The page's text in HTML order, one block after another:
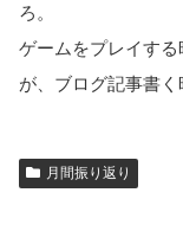
ろ。
ゲームをプレイす
が、ブログ記事書く
月間振り返り